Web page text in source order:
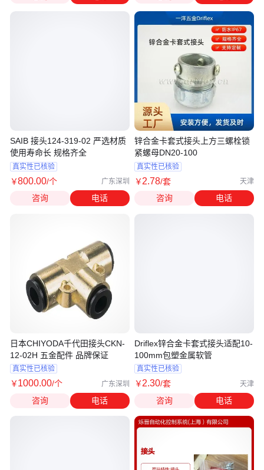
SAIB 接头124-319-02 严选材质
使用寿命长 规格齐全
真实性已核验
￥800.00/个 广东深圳
咨询 电话
日本CHIYODA千代田接头CKN-
12-02H 五金配件 品牌保证
真实性已核验
￥1000.00/个 广东深圳
咨询 电话
锌合金卡套式接头上方三螺栓锁
紧螺母DN20-100
真实性已核验
￥2.78/套 天津
咨询 电话
Driflex锌合金卡套式接头适配10-
100mm包塑金属软管
真实性已核验
￥2.30/套 天津
咨询 电话